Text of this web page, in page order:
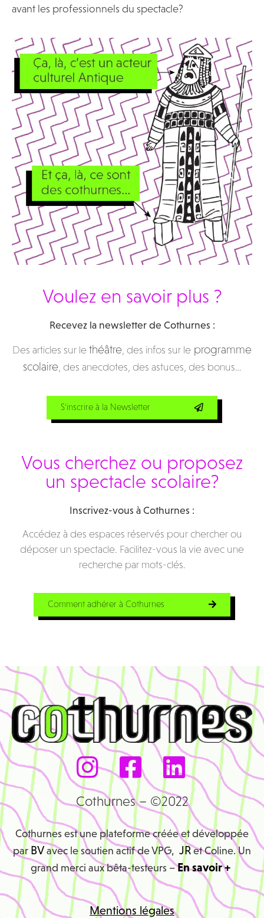
avant les professionnels du spectacle?
Voulez en savoir plus ?
Recevez la newsletter de Cothurnes :
Des articles sur le théâtre, des infos sur le programme
scolaire, des anecdotes, des astuces, des bonus…
S'inscrire à la Newsletter
Vous cherchez ou proposez
un spectacle scolaire?
Inscrivez-vous à Cothurnes :
Accédez à des espaces réservés pour chercher ou
déposer un spectacle. Facilitez-vous la vie avec une
recherche par mots-clés.
Comment adhérer à Cothurnes
Cothurnes – ©2022
Cothurnes est une plateforme créée et développée
par BV avec le soutien actif de VPG, JRet Coline. Un
grand merci aux bêta-testeurs –En savoir +
Mentions légales